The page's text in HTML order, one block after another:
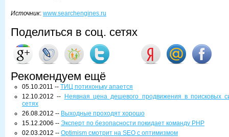
Источник: www.searchengines.ru
Поделиться в соц. сетях
Рекомендуем ещё
05.10.2011 -- ТИЦ потихоньку апается
12.10.2012 --
Неявная цена дешевого продвижения в поисковых
сетях
26.08.2012 -- Выходные проходят хорошо
15.12.2006 -- Эксперт по безопасности покидает команду PHP
02.03.2012 -- Optimism смотрит на SEO с оптимизмом